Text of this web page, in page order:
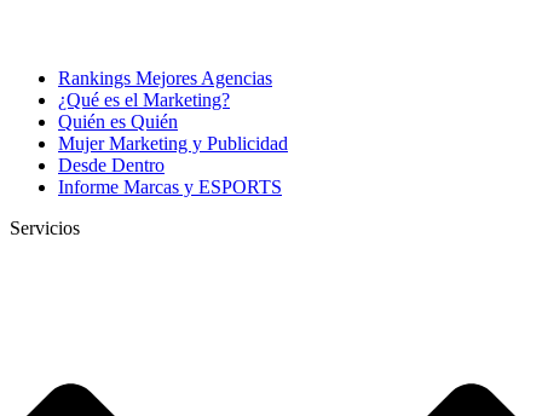
Rankings Mejores Agencias
¿Qué es el Marketing?
Quién es Quién
Mujer Marketing y Publicidad
Desde Dentro
Informe Marcas y ESPORTS
Servicios